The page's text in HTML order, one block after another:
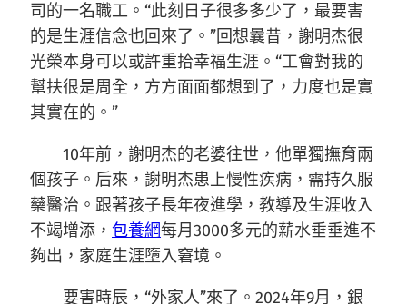
司的一名職工。“此刻日子很多多少了，最要害
的是生涯信念也回來了。”回想曩昔，謝明杰很
光榮本身可以或許重拾幸福生涯。“工會對我的
幫扶很是周全，方方面面都想到了，力度也是實
其實在的。”
10年前，謝明杰的老婆往世，他單獨撫育兩
個孩子。后來，謝明杰患上慢性疾病，需持久服
藥醫治。跟著孩子長年夜進學，教導及生涯收入
不竭增添， 包養網每月3000多元的薪水垂垂進不
夠出，家庭生涯墮入窘境。
要害時辰，“外家人”來了。2024年9月，銀